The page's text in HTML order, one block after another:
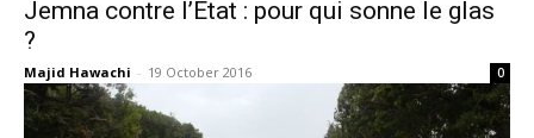
Jemna contre l’Etat : pour qui sonne le glas
?
Majid Hawachi - 19 October 2016 0